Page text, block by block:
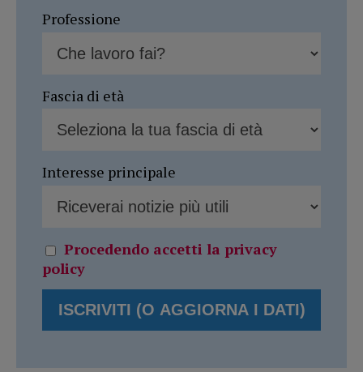
Professione
Fascia di età
Interesse principale
Procedendo accetti la privacy
policy